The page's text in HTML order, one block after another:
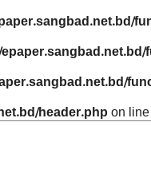
header.php on line